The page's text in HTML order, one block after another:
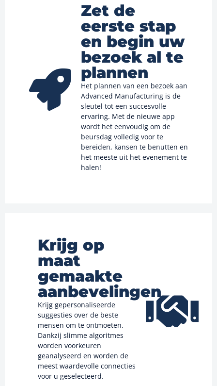
Zet de
eerste stap
en begin uw
bezoek al te
plannen
Het plannen van een bezoek aan
Advanced Manufacturing is de
sleutel tot een succesvolle
ervaring. Met de nieuwe app
wordt het eenvoudig om de
beursdag volledig voor te
bereiden, kansen te benutten en
het meeste uit het evenement te
halen!
Krijg op
maat
gemaakte
aanbevelingen
Krijg gepersonaliseerde
suggesties over de beste
mensen om te ontmoeten.
Dankzij slimme algoritmes
worden voorkeuren
geanalyseerd en worden de
meest waardevolle connecties
voor u geselecteerd.